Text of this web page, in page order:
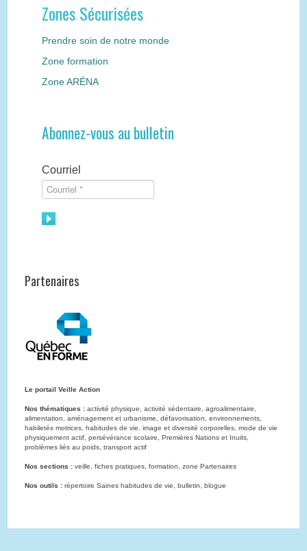
Zones Sécurisées
Prendre soin de notre monde
Zone formation
Zone ARÉNA
Abonnez-vous au bulletin
Courriel
Partenaires
Le portail Veille Action
Nos thématiques : activité physique, activité sédentaire, agroalimentaire,
alimentation, aménagement et urbanisme, défavorisation, environnements,
habiletés motrices, habitudes de vie, image et diversité corporelles, mode de vie
physiquement actif, persévérance scolaire, Premières Nations et Inuits,
problèmes liés au poids, transport actif
Nos sections : veille, fiches pratiques, formation, zone Partenaires
Nos outils : répertoire Saines habitudes de vie, bulletin, blogue